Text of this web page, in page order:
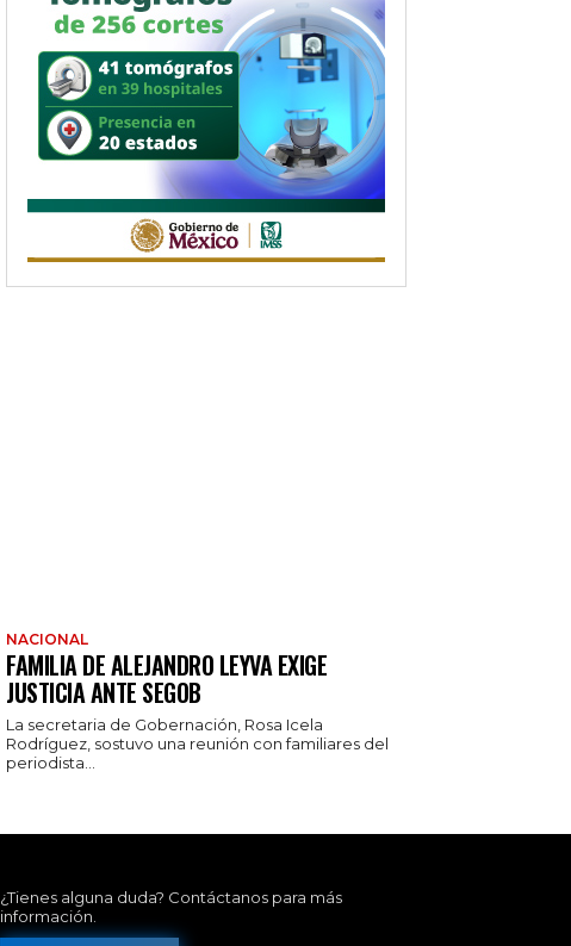
NACIONAL
FAMILIA DE ALEJANDRO LEYVA EXIGE
JUSTICIA ANTE SEGOB
La secretaria de Gobernación, Rosa Icela
Rodríguez, sostuvo una reunión con familiares del
periodista...
¿Tienes alguna duda? Contáctanos para más
información.